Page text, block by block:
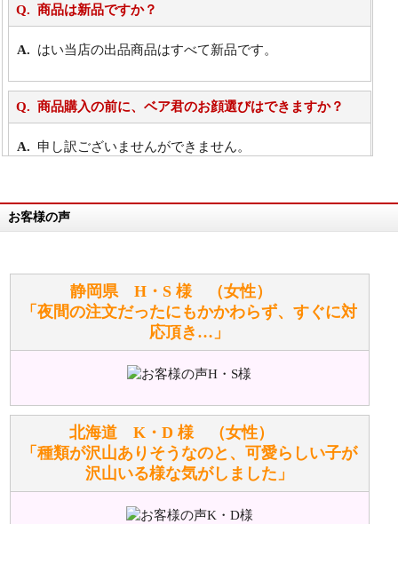
商品は新品ですか？
はい当店の出品商品はすべて新品です。
商品購入の前に、ベア君のお顔選びはできますか？
申し訳ございませんができません。
万が一欲しい商品が見つからない場合は、探して取り
お任せください！それは当店が謡っています「おも
てなしの心」で対応させていただきます。
シュタイフのぬいぐるみは洗濯できますか？ ぬいぐ
るみのお手入れ方法を教えてください。
詳しくはこちら をご覧ください。
ぬいぐるみの耳に付いているボタンやタグに、何か意
味などがありますか？
お客様の声
静岡県 H・S 様 （女性）
「夜間の注文だったにもかかわらず、すぐに対
応頂き…」
北海道 K・D 様 （女性）
「種類が沢山ありそうなのと、可愛らしい子が
沢山いる様な気がしました」